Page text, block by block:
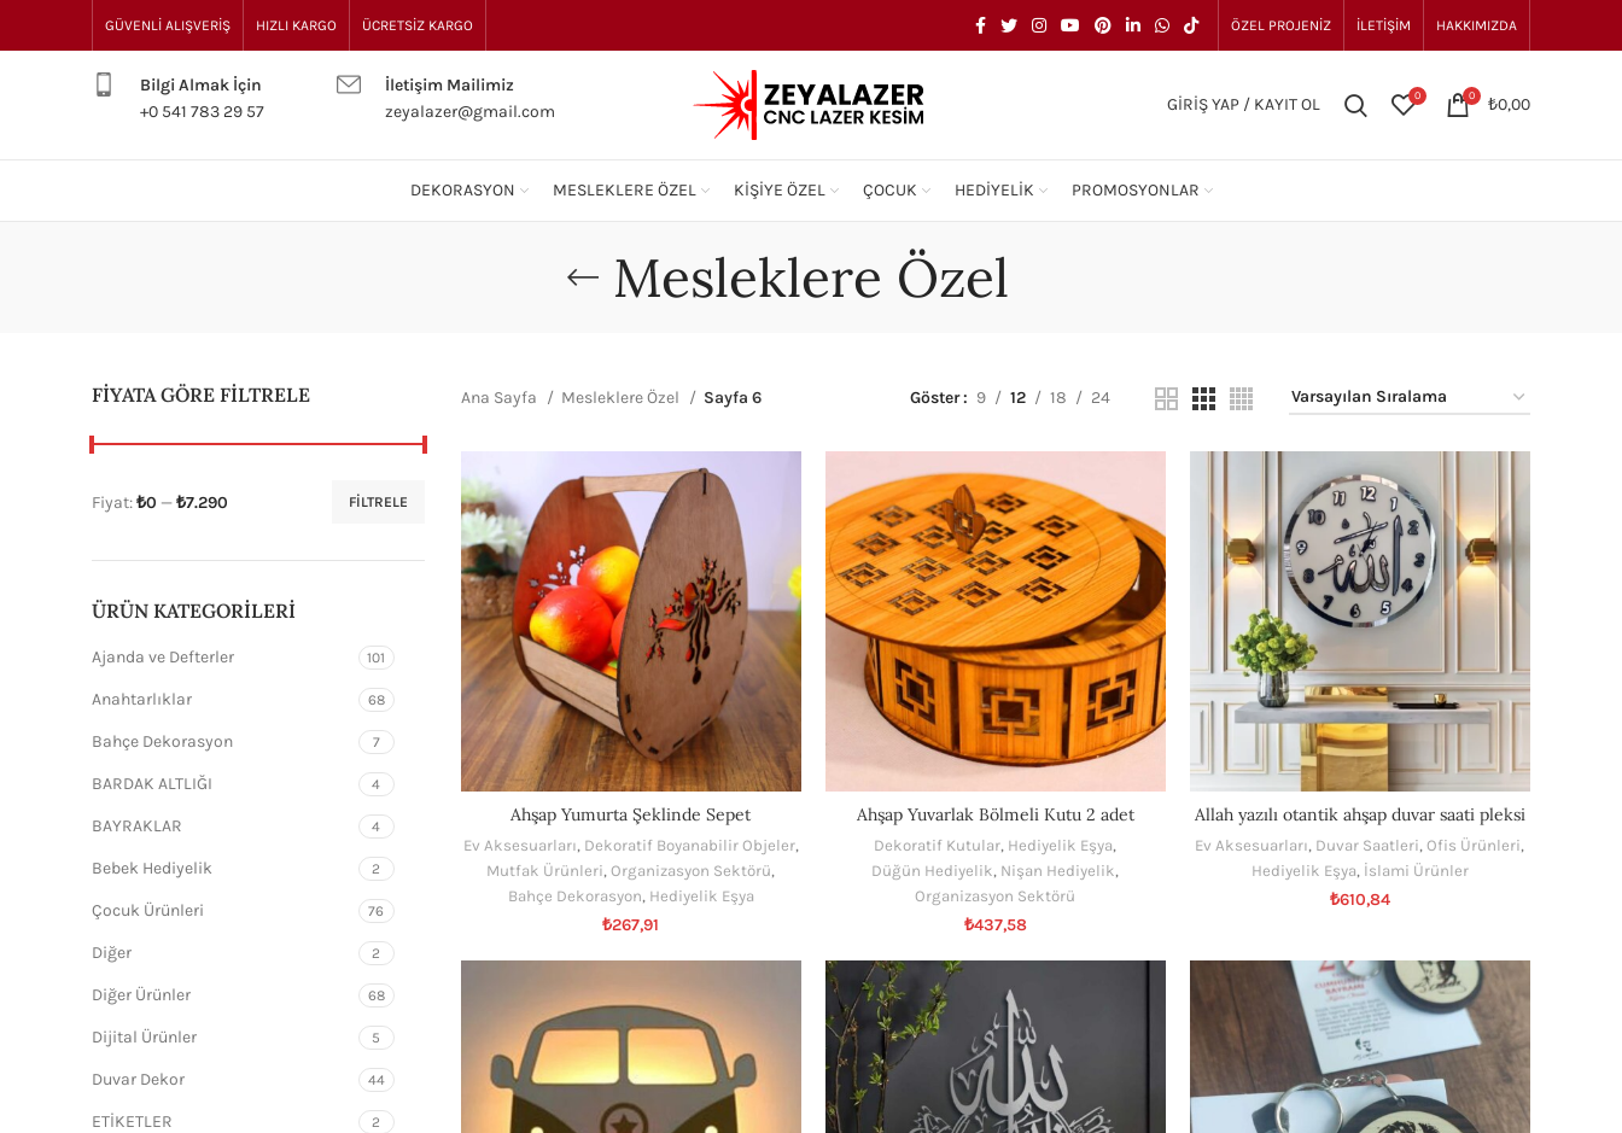
GÜVENLİ ALIŞVERİŞ HIZLI KARGO ÜCRETSİZ KARGO ÖZEL PROJENIZ İLETIŞIM HAKKIMIZDA
Bilgi Almak İçin
+0 541 783 29 57
İletişim Mailimiz
zeyalazer@gmail.com
GIRIŞ YAP / KAYIT OL 0 0 ₺0,00
DEKORASYON MESLEKLERE ÖZEL KIŞIYE ÖZEL ÇOCUK HEDIYELIK PROMOSYONLAR
Mesleklere Özel
FİYATA GÖRE FİLTRELE
FILTRELE
Fiyat:₺0 —₺7.290
ÜRÜN KATEGORILERI
Ajanda ve Defterler 101
Anahtarlıklar 68
Bahçe Dekorasyon 7
BARDAK ALTLIĞI 4
BAYRAKLAR 4
Bebek Hediyelik 2
Çocuk Ürünleri 76
Diğer 2
Diğer Ürünler 68
Dijital Ürünler 5
Duvar Dekor 44
ETİKETLER 2
Ana Sayfa Mesleklere Özel Sayfa 6 Göster 9 12 18 24
Ahşap Yumurta Şeklinde Sepet
Ev Aksesuarları, Dekoratif Boyanabilir Objeler,
Mutfak Ürünleri,Organizasyon Sektörü,
Bahçe Dekorasyon, Hediyelik Eşya
₺267,91
Ahşap Yuvarlak Bölmeli Kutu 2 adet
Dekoratif Kutular, Hediyelik Eşya,
Düğün Hediyelik, Nişan Hediyelik,
Organizasyon Sektörü
₺437,58
Allah yazılı otantik ahşap duvar saati pleksi
Ev Aksesuarları, Duvar Saatleri,Ofis Ürünleri,
Hediyelik Eşya, İslami Ürünler
₺610,84